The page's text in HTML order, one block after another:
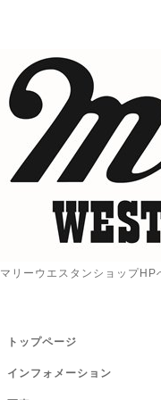
マリーウエスタンショップ
トップページ
インフォメーション